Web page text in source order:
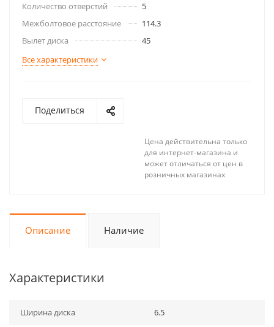
Количество отверстий
5
Межболтовое расстояние
114.3
Вылет диска
45
Все характеристики
Поделиться
Цена действительна только
для интернет-магазина и
может отличаться от цен в
розничных магазинах
Описание Наличие
Характеристики
Ширина диска 6.5